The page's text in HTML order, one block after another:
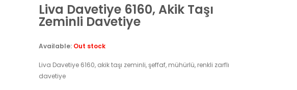
Liva Davetiye 6160, Akik Taşı
Zeminli Davetiye
Available: Out stock
Liva Davetiye 6160, akik taşı zeminli, şeffaf, mühürlü, renkli zarflı
davetiye